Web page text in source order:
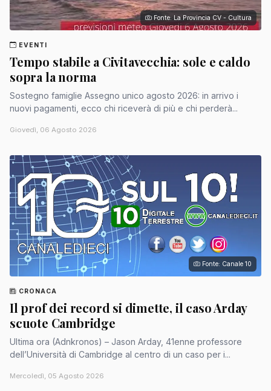
Fonte: La Provincia CV - Cultura
EVENTI
Tempo stabile a Civitavecchia: sole e caldo
sopra la norma
Sostegno famiglie Assegno unico agosto 2026: in arrivo i
nuovi pagamenti, ecco chi riceverà di più e chi perderà...
Giovedì, 06 Agosto 2026
Fonte: Canale 10
CRONACA
Il prof dei record si dimette, il caso Arday
scuote Cambridge
Ultima ora (Adnkronos) – Jason Arday, 41enne professore
dell’Università di Cambridge al centro di un caso per i...
Mercoledì, 05 Agosto 2026